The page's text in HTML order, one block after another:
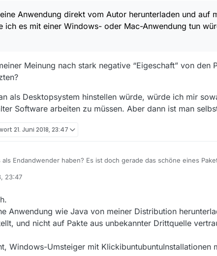
Anwendung direkt vom Autor herunterladen und auf
ich es mit einer Windows- oder Mac-Anwendung tun
Meinung nach stark negative “Eigeschaft” von den
als Desktopsystem hinstellen würde, würde ich mir
Software arbeiten zu müssen. Aber dann ist man
21. Juni 2018, 23:47
Endandwender haben? Es ist doch gerade das schöne eines
immer einzeln schauen zu müssen, ob es Updates gibt und
die Java braucht, Java mitliefern, für jede Applikation hoffen,
ich es mit einer Windows- oder Mac-Anwendung tun würde.
eine meiner Meinung nach stark negative “Eigeschaft” von den
Debian als Desktopsystem hinstellen würde, würde ich mir sowas
arbeiten zu müssen. Aber dann ist man selbst schuld.
23:47
Anwendung wie Java von meiner Distribution
und nicht auf Pakte aus unbekannter Drittquelle
Windows-Umsteiger mit KlickibuntubuntuInstallationen